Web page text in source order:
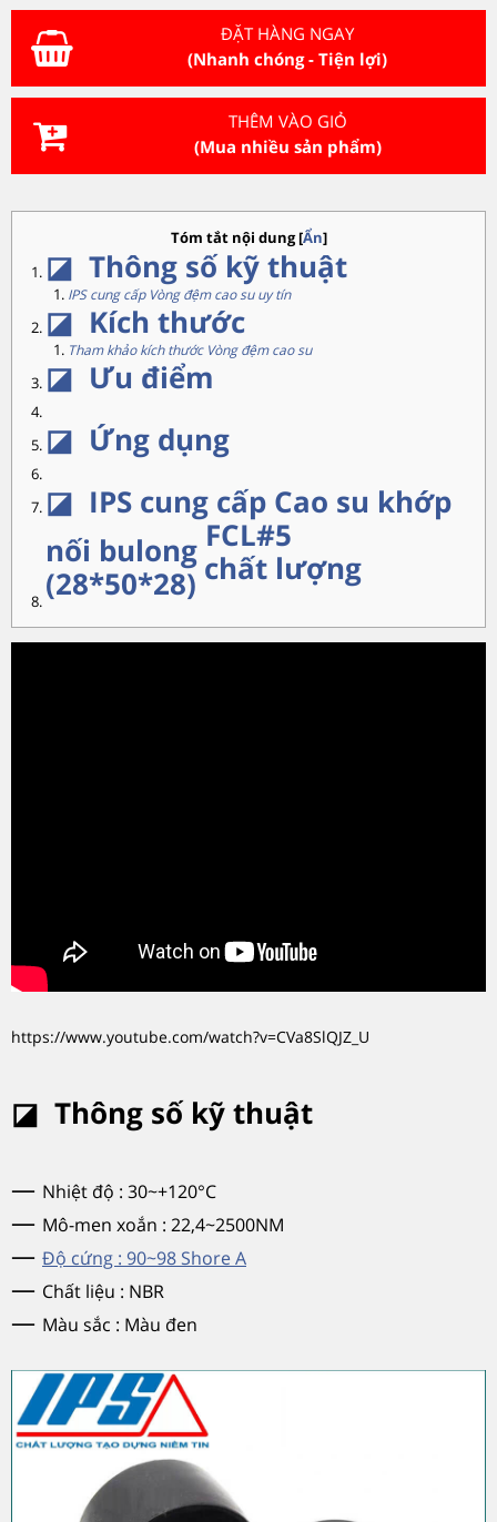
ĐẶT HÀNG NGAY
(Nhanh chóng - Tiện lợi)
THÊM VÀO GIỎ
(Mua nhiều sản phẩm)
Tóm tắt nội dung[Ẩn]
◪ Thông số kỹ thuật
IPS cung cấp Vòng đệm cao su uy tín
◪ Kích thước
Tham khảo kích thước Vòng đệm cao su
◪ Ưu điểm
◪ Ứng dụng
◪ IPS cung cấp Cao su khớp
nối bulong FCL#5
(28*50*28)chất lượng
https://www.youtube.com/watch?v=CVa8SlQJZ_U
◪ Thông số kỹ thuật
— Nhiệt độ : 30~+120°C
— Mô-men xoắn : 22,4~2500NM
— Độ cứng : 90~98 Shore A
— Chất liệu : NBR
— Màu sắc : Màu đen